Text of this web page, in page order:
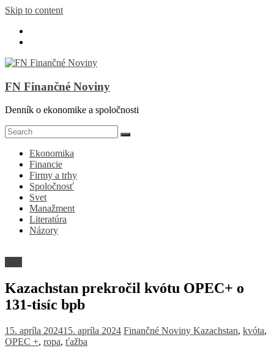
Skip to content
FN Finančné Noviny
Denník o ekonomike a spoločnosti
Ekonomika
Financie
Firmy a trhy
Spoločnosť
Svet
Manažment
Literatúra
Názory
Kazachstan prekročil kvótu OPEC+ o
131-tisíc bpb
15. apríla 202415. apríla 2024 Finančné Noviny Kazachstan, kvóta,
OPEC +, ropa, ťažba